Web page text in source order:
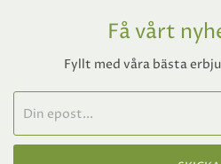
Få vårt
Fyllt med våra bästa